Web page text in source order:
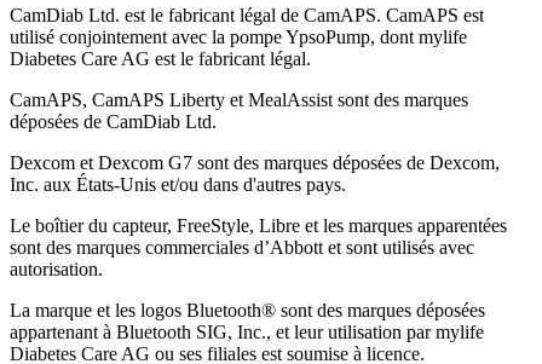
CamDiab Ltd. est le fabricant légal de CamAPS. CamAPS est
utilisé conjointement avec la pompe YpsoPump, dont mylife
Diabetes Care AG est le fabricant légal.
CamAPS, CamAPS Liberty et MealAssist sont des marques
déposées de CamDiab Ltd.
Dexcom et Dexcom G7 sont des marques déposées de Dexcom,
Inc. aux États-Unis et/ou dans d'autres pays.
Le boîtier du capteur, FreeStyle, Libre et les marques apparentées
sont des marques commerciales d’Abbott et sont utilisés avec
autorisation.
La marque et les logos Bluetooth® sont des marques déposées
appartenant à Bluetooth SIG, Inc., et leur utilisation par mylife
Diabetes Care AG ou ses filiales est soumise à licence.